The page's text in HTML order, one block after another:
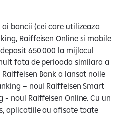
bancii (cei care utilizeaza
Raiffeisen Online si mobile
650.000 la mijlocul
fata de perioada similara a
Bank a lansat noile
– noul Raiffeisen Smart
- noul Raiffeisen Online. Cu un
aplicatiile au afisate toate